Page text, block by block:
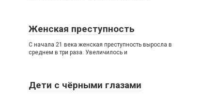
Женская преступность
С начала 21 века женская преступность выросла в
среднем в три раза. Увеличилось и
Дети с чёрными глазами